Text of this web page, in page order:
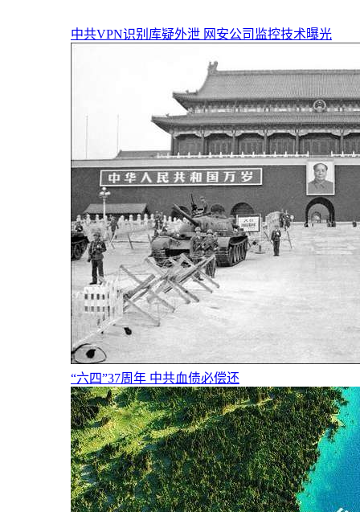
中共VPN识别库疑外泄 网安公司监控技术曝光
“六四”37周年 中共血债必偿还